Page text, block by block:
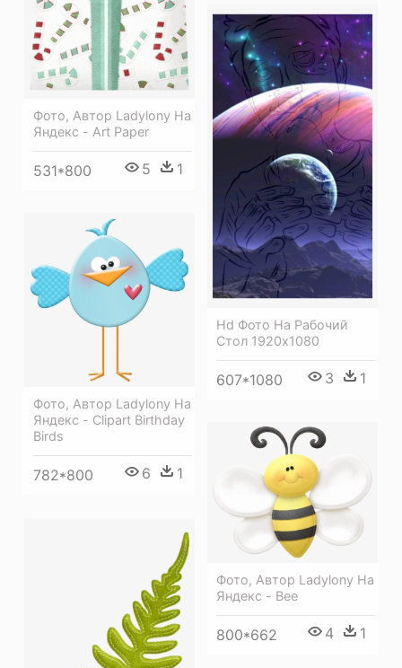
Фото, Автор Ladylony На
Яндекс - Art Paper
531*800 5 1
Hd Фото На Рабочий
Стол 1920х1080
607*1080 3 1
Фото, Автор Ladylony На
Яндекс - Clipart Birthday
Birds
782*800 6 1
Фото, Автор Ladylony На
Яндекс - Bee
800*662 4 1